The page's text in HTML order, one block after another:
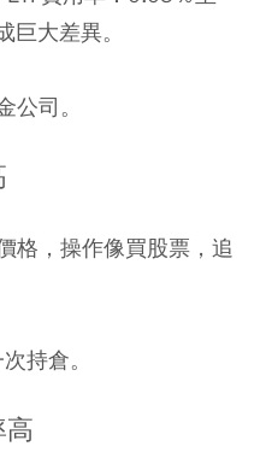
大差異。
公司。
格，操作像買股票，追
持倉。